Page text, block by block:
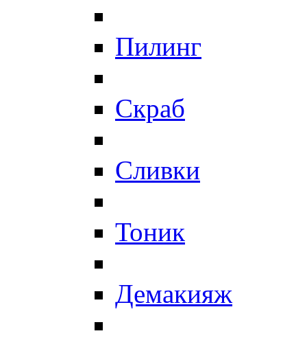
Пилинг
Скраб
Сливки
Тоник
Демакияж